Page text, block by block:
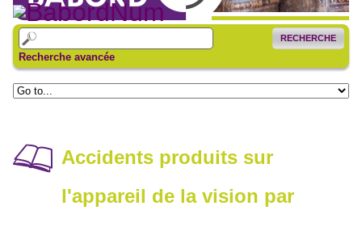
RECHERCHE
Recherche avancée
Accidents produits sur
l'appareil de la vision par